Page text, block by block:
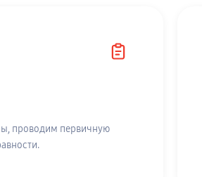
проводим первичную